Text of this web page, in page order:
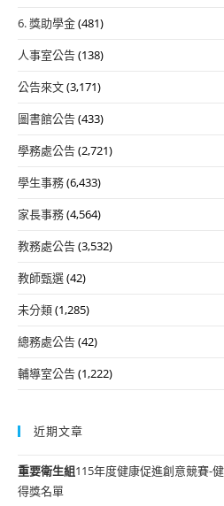
6. 獎助學金(481)
人事室公告(138)
公告來文(3,171)
圖書館公告(433)
學務處公告(2,721)
學生事務(6,433)
家長事務(4,564)
教務處公告(3,532)
教師甄選(42)
未分類(1,285)
總務處公告(42)
輔導室公告(1,222)
近期文章
重要衛生組115年度健康促進創意競賽-
得獎名單